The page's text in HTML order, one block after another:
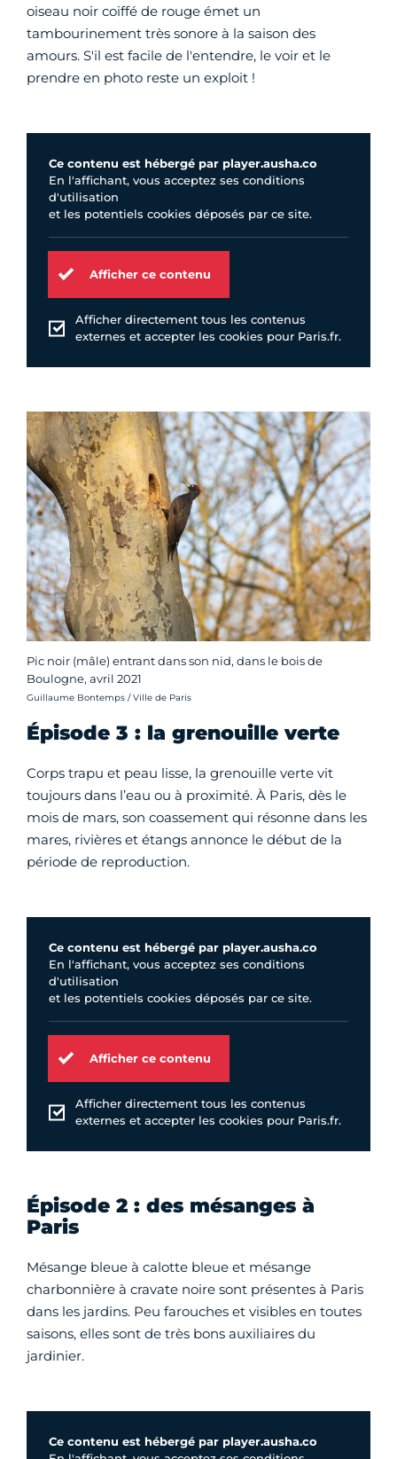
oiseau noir coiffé de rouge émet un
tambourinement très sonore à la saison des
amours. S'il est facile de l'entendre, le voir et le
prendre en photo reste un exploit !
Ce contenu est hébergé par player.ausha.co
En l'affichant, vous acceptez ses conditions
d'utilisation
et les potentiels cookies déposés par ce site.
Afficher ce contenu
Afficher directement tous les contenus
externes et accepter les cookies pour Paris.fr.
Pic noir (mâle) entrant dans son nid, dans le bois de
Boulogne, avril 2021
Crédit photo :
Guillaume Bontemps / Ville de Paris
Épisode 3 : la grenouille verte
Corps trapu et peau lisse, la grenouille verte vit
toujours dans l’eau ou à proximité. À Paris, dès le
mois de mars, son coassement qui résonne dans les
mares, rivières et étangs annonce le début de la
période de reproduction.
Ce contenu est hébergé par player.ausha.co
En l'affichant, vous acceptez ses conditions
d'utilisation
et les potentiels cookies déposés par ce site.
Afficher ce contenu
Afficher directement tous les contenus
externes et accepter les cookies pour Paris.fr.
Épisode 2 : des mésanges à
Paris
Mésange bleue à calotte bleue et mésange
charbonnière à cravate noire sont présentes à Paris
dans les jardins. Peu farouches et visibles en toutes
saisons, elles sont de très bons auxiliaires du
jardinier.
Ce contenu est hébergé par player.ausha.co